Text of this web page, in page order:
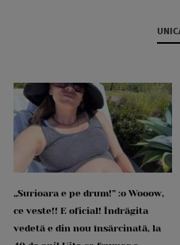
„Surioara e pe drum!” :o Wooow,
ce veste!! E oficial! Îndrăgita
vedetă e din nou însărcinată, la